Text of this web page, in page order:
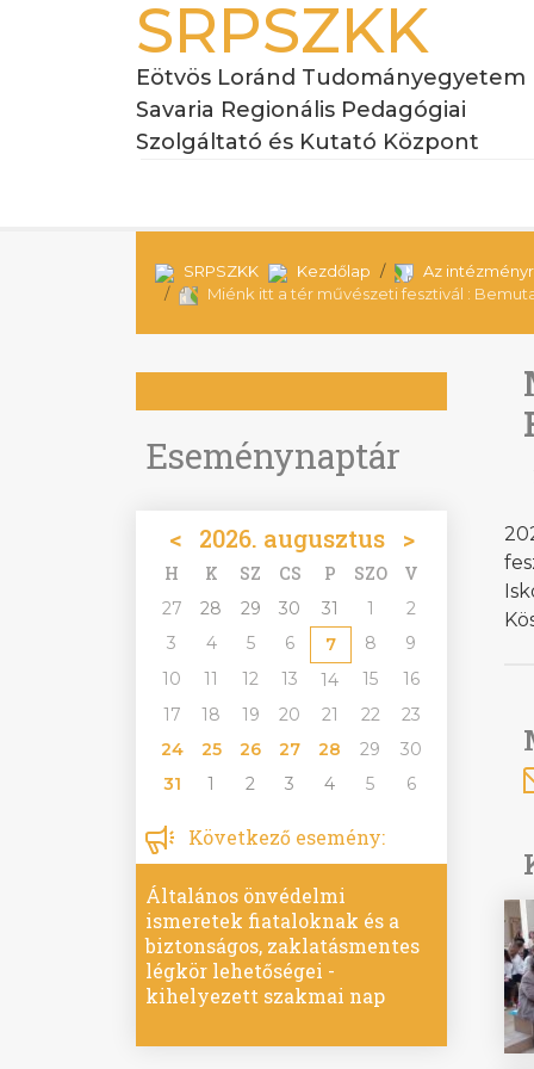
SRPSZKK
Eötvös Loránd Tudományegyetem
Savaria Regionális Pedagógiai
Szolgáltató és Kutató Központ
SRPSZKK Kezdőlap Az
Miénk itt a tér művészeti fesztivál :
Eseménynaptár
< 2026. augusztus >
H K SZ CS P SZO V
27 28 29 30 31 1
2
3
4 5 6 7 8
9
10
11 12 13 14 15
16
17
18 19 20 21 22
23
24
25 26 27 28 29
30
31
1 2 3 4 5 6
Következő esemény:
Általános önvédelmi
ismeretek fiataloknak és a
biztonságos, zaklatásmentes
légkör lehetőségei -
kihelyezett szakmai nap